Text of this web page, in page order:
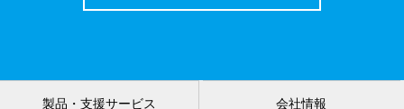
製品・支援サービス 会社情報